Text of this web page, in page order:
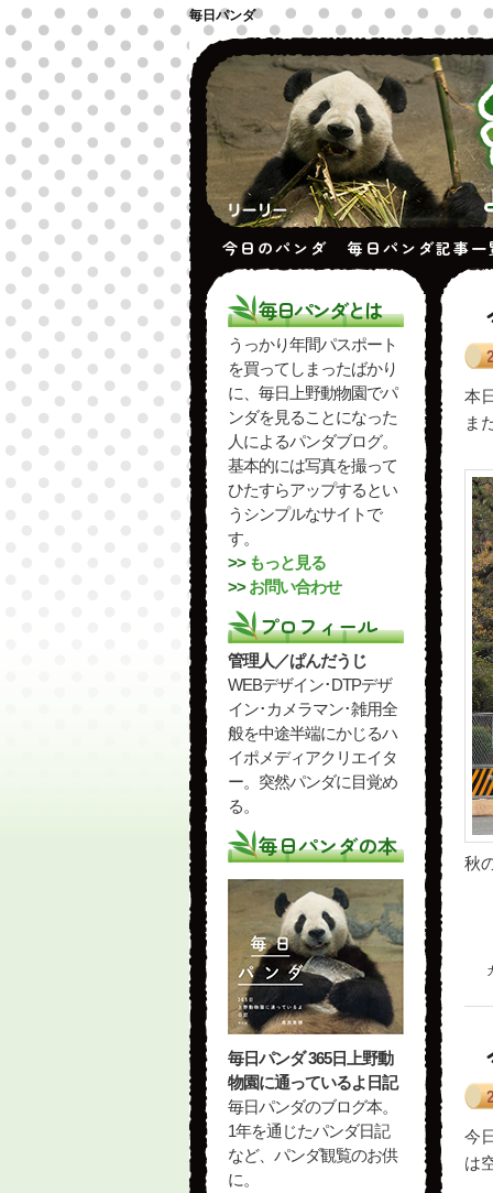
毎日パンダ
今日のパンダ 毎日パンダ記事一
毎日パンダとは
うっかり年間パスポート
を買ってしまったばかり
に、毎日上野動物園でパ
ンダを見ることになった
人によるパンダブログ。
基本的には写真を撮って
ひたすらアップするとい
うシンプルなサイトで
す。
>> もっと見る
>>お問い合わせ
プロフィール
管理人／ぱんだうじ
WEBデザイン･DTPデザ
イン･カメラマン･雑用全
般を中途半端にかじるハ
イポメディアクリエイタ
ー。突然パンダに目覚め
る。
毎日パンダの本
毎日パンダ 365日上野動
物園に通っているよ日記
毎日パンダのブログ本。
1年を通じたパンダ日記
など、パンダ観覧のお供
に。
本
ま
秋
今
は